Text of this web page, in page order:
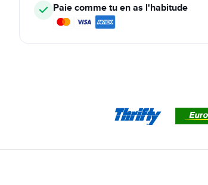
Paie comme tu en as l'habitude